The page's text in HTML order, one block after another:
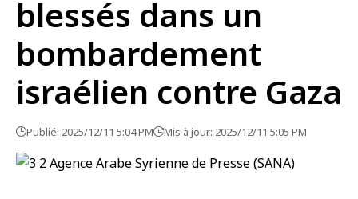
blessés dans un
bombardement
israélien contre Gaza
Publié: 2025/12/11 5:04 PM Mis à jour: 2025/12/11 5:05 PM